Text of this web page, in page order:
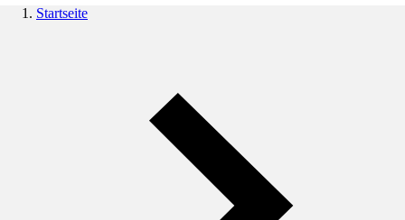
Startseite